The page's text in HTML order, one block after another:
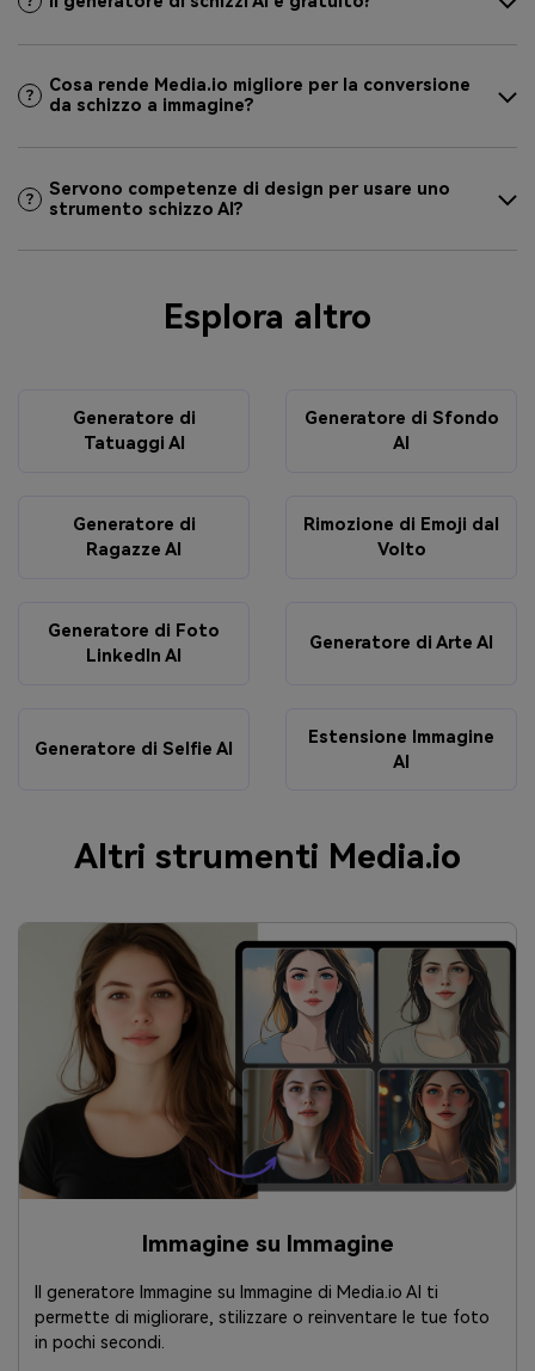
Cosa rende Media.io migliore per la conversione
da schizzo a immagine?
Servono competenze di design per usare uno
strumento schizzo AI?
Esplora altro
Generatore di
Tatuaggi AI
Generatore di Sfondo
AI
Generatore di
Ragazze AI
Rimozione di Emoji dal
Volto
Generatore di Foto
LinkedIn AI
Generatore di Arte AI
Generatore di Selfie AI
Estensione Immagine
AI
Altri strumenti Media.io
Immagine su Immagine
Il generatore Immagine su Immagine di Media.io AI ti
permette di migliorare, stilizzare o reinventare le tue foto
in pochi secondi.